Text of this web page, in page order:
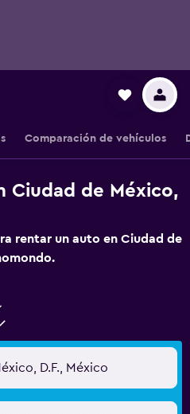
Comparación de vehículos
Ciudad de México,
rentar un auto en Ciudad de
D.F., México